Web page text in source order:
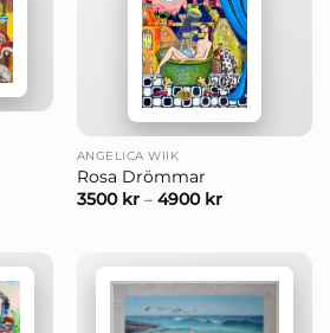
ANGELICA WIIK
Rosa Drömmar
3500 kr– 4900 kr